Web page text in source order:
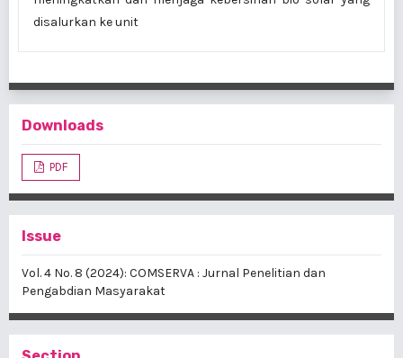
disalurkan ke unit
Downloads
PDF
Issue
Vol. 4 No. 8 (2024): COMSERVA : Jurnal Penelitian dan
Pengabdian Masyarakat